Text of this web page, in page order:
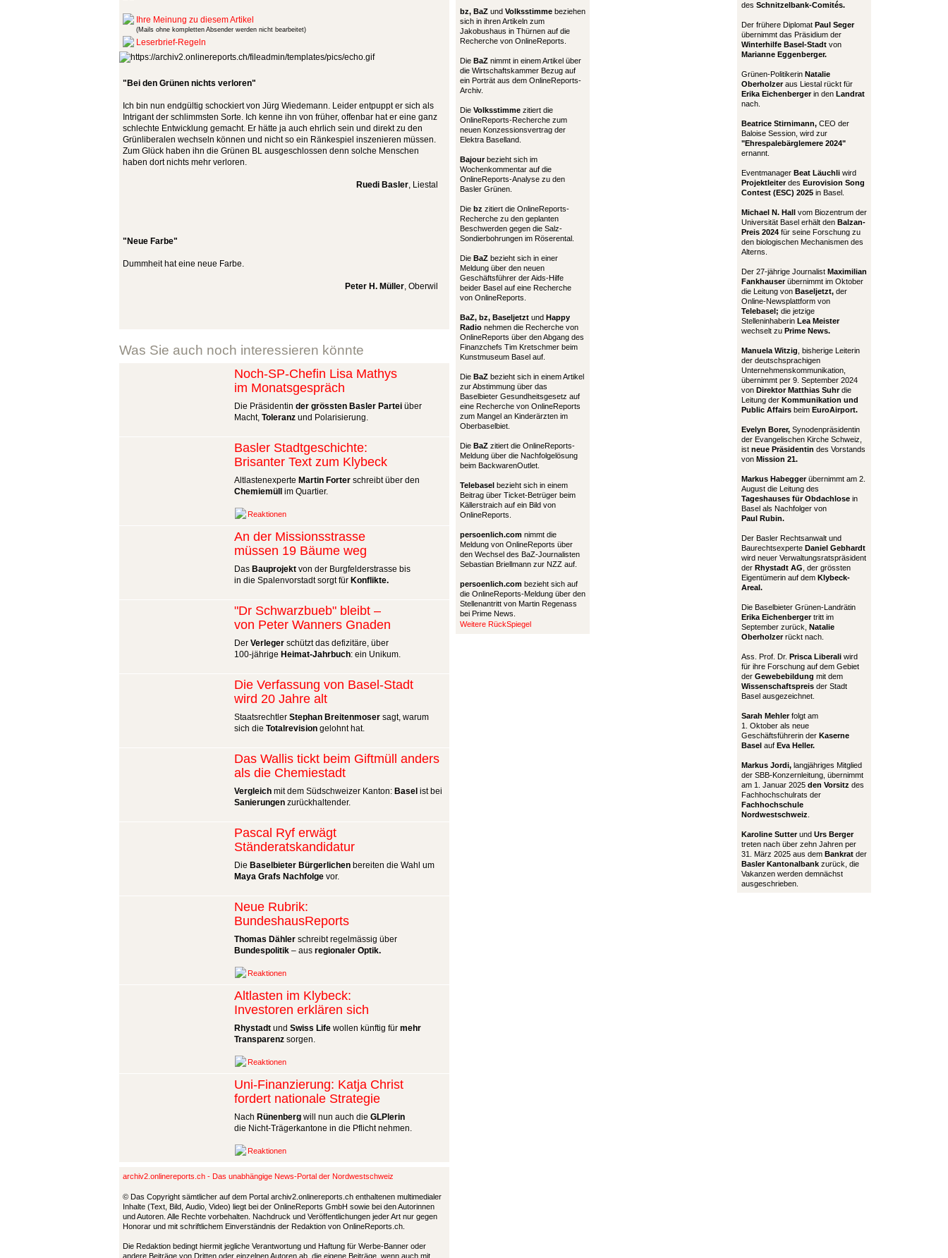
Ihre Meinung zu diesem Artikel
(Mails ohne kompletten Absender werden nicht bearbeitet)
Leserbrief-Regeln
"Bei den Grünen nichts verloren"
Ich bin nun endgültig schockiert von Jürg Wiedemann. Leider entpuppt er sich als
Intrigant der schlimmsten Sorte. Ich kenne ihn von früher, offenbar hat er eine ganz
schlechte Entwicklung gemacht. Er hätte ja auch ehrlich sein und direkt zu den
Grünliberalen wechseln können und nicht so ein Ränkespiel inszenieren müssen.
Zum Glück haben ihn die Grünen BL ausgeschlossen denn solche Menschen
haben dort nichts mehr verloren.
Ruedi Basler, Liestal
"Neue Farbe"
Dummheit hat eine neue Farbe.
Peter H. Müller, Oberwil
Was Sie auch noch interessieren könnte
Noch-SP-Chefin Lisa Mathys
im Monatsgespräch
Die Präsidentin der grössten Basler Partei über
Macht, Toleranz und Polarisierung.
Basler Stadtgeschichte:
Brisanter Text zum Klybeck
Altlastenexperte Martin Forter schreibt über den
Chemiemüll
im Quartier.
Reaktionen
An der Missionsstrasse
müssen 19 Bäume weg
Das Bauprojekt von der Burgfelderstrasse bis
in die Spalenvorstadt sorgt für Konflikte.
"Dr Schwarzbueb" bleibt –
von Peter Wanners Gnaden
Der Verleger schützt das defizitäre, über
100-jährige Heimat-Jahrbuch: ein Unikum.
Die Verfassung von Basel-Stadt
wird 20 Jahre alt
Staatsrechtler Stephan Breitenmoser sagt, warum
sich die Totalrevision gelohnt hat.
Das Wallis tickt beim Giftmüll anders
als die Chemiestadt
Vergleich mit dem Südschweizer Kanton: Basel ist bei
Sanierungen zurückhaltender.
Pascal Ryf erwägt
Ständeratskandidatur
Die Baselbieter Bürgerlichen bereiten die Wahl um
Maya Grafs Nachfolge vor.
Neue Rubrik:
BundeshausReports
Thomas Dähler schreibt regelmässig über
Bundespolitik – aus regionaler Optik.
Reaktionen
Altlasten im Klybeck:
Investoren erklären sich
Rhystadt und Swiss Life wollen künftig für mehr
Transparenz sorgen.
Reaktionen
Uni-Finanzierung: Katja Christ
fordert nationale Strategie
Nach Rünenberg will nun auch die GLPlerin
die Nicht-Trägerkantone in die Pflicht nehmen.
Reaktionen
archiv2.onlinereports.ch - Das unabhängige News-Portal der Nordwestschweiz
© Das Copyright sämtlicher auf dem Portal archiv2.onlinereports.ch enthaltenen multimedialer
Inhalte (Text, Bild, Audio, Video) liegt bei der OnlineReports GmbH sowie bei den Autorinnen
und Autoren. Alle Rechte vorbehalten. Nachdruck und Veröffentlichungen jeder Art nur gegen
Honorar und mit schriftlichem Einverständnis der Redaktion von OnlineReports.ch.
Die Redaktion bedingt hiermit jegliche Verantwortung und Haftung für Werbe-Banner oder
andere Beiträge von Dritten oder einzelnen Autoren ab, die eigene Beiträge, wenn auch mit
bz, BaZ und Volksstimme beziehen
sich in ihren Artikeln zum
Jakobushaus in Thürnen auf die
Recherche von OnlineReports.
Die BaZ nimmt in einem Artikel über
die Wirtschaftskammer Bezug auf
ein Porträt aus dem OnlineReports-
Archiv.
Die Volksstimme zitiert die
OnlineReports-Recherche zum
neuen Konzessionsvertrag der
Elektra Baselland.
Bajourbezieht sich im
Wochenkommentar auf die
OnlineReports-Analyse zu den
Basler Grünen.
Die bz zitiert die OnlineReports-
Recherche zu den geplanten
Beschwerden gegen die Salz-
Sondierbohrungen im Röserental.
Die BaZ bezieht sich in einer
Meldung über den neuen
Geschäftsführer der Aids-Hilfe
beider Basel auf eine Recherche
von OnlineReports.
BaZ, bz, Baseljetzt und Happy
Radio nehmen die Recherche von
OnlineReports über den Abgang des
Finanzchefs Tim Kretschmer beim
Kunstmuseum Basel auf.
Die BaZ bezieht sich in einem Artikel
zur Abstimmung über das
Baselbieter Gesundheitsgesetz auf
eine Recherche von OnlineReports
zum Mangel an Kinderärzten im
Oberbaselbiet.
Die BaZ zitiert die OnlineReports-
Meldung über die Nachfolgelösung
beim BackwarenOutlet.
Telebasel bezieht sich in einem
Beitrag über Ticket-Betrüger beim
Källerstraich auf ein Bild von
OnlineReports.
persoenlich.com nimmt die
Meldung von OnlineReports über
den Wechsel des BaZ-Journalisten
Sebastian Briellmann zur NZZ auf.
persoenlich.com bezieht sich auf
die OnlineReports-Meldung über den
Stellenantritt von Martin Regenass
bei Prime News.
Weitere RückSpiegel
des Schnitzelbank-Comités.
Der frühere Diplomat Paul Seger
übernimmt das Präsidium der
Winterhilfe Basel-Stadt von
Marianne Eggenberger.
Grünen-Politikerin Natalie
Oberholzeraus Liestal rückt für
Erika Eichenbergerin den Landrat
nach.
Beatrice Stirnimann, CEO der
Baloise Session, wird zur
"Ehrespalebärglemere 2024"
ernannt.
Eventmanager Beat Läuchli wird
Projektleiterdes Eurovision Song
Contest (ESC) 2025 in Basel.
Michael N. Hall vom Biozentrum der
Universität Basel erhält den Balzan-
Preis 2024 für seine Forschung zu
den biologischen Mechanismen des
Alterns.
Der 27-jährige Journalist Maximilian
Fankhauserübernimmt im Oktober
die Leitung von Baseljetzt, der
Online-Newsplattform von
Telebasel; die jetzige
Stelleninhaberin Lea Meister
wechselt zu Prime News.
Manuela Witzig , bisherige Leiterin
der deutschsprachigen
Unternehmenskommunikation,
übernimmt per 9. September 2024
von Direktor Matthias Suhrdie
Leitung der Kommunikation und
Public Affairs beim EuroAirport.
Evelyn Borer, Synodenpräsidentin
der Evangelischen Kirche Schweiz,
ist neue Präsidentin des Vorstands
von Mission 21.
Markus Habeggerübernimmt am 2.
August die Leitung des
Tageshauses für Obdachlose in
Basel als Nachfolger von
Paul Rubin.
Der Basler Rechtsanwalt und
Baurechtsexperte Daniel Gebhardt
wird neuer Verwaltungsratspräsident
der Rhystadt AG , der grössten
Eigentümerin auf dem Klybeck-
Areal.
Die Baselbieter Grünen-Landrätin
Erika Eichenbergertritt im
September zurück, Natalie
Oberholzerrückt nach.
Ass. Prof. Dr. Prisca Liberali wird
für ihre Forschung auf dem Gebiet
der Gewebebildung mit dem
Wissenschaftspreis der Stadt
Basel ausgezeichnet.
Sarah Mehlerfolgt am
1. Oktober als neue
Geschäftsführerin der Kaserne
Basel auf Eva Heller.
Markus Jordi, langjähriges Mitglied
der SBB-Konzernleitung, übernimmt
am 1. Januar 2025 den Vorsitz des
Fachhochschulrats der
Fachhochschule
Nordwestschweiz
Karoline Sutterund Urs Berger
treten nach über zehn Jahren per
31. März 2025 aus dem Bankrat der
Basler Kantonalbank zurück, die
Vakanzen werden demnächst
ausgeschrieben.